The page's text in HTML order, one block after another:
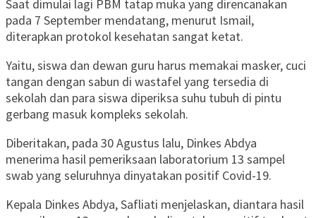
Saat dimulai lagi PBM tatap muka yang direncanakan
pada 7 September mendatang, menurut Ismail,
diterapkan protokol kesehatan sangat ketat.
Yaitu, siswa dan dewan guru harus memakai masker, cuci
tangan dengan sabun di wastafel yang tersedia di
sekolah dan para siswa diperiksa suhu tubuh di pintu
gerbang masuk kompleks sekolah.
Diberitakan, pada 30 Agustus lalu, Dinkes Abdya
menerima hasil pemeriksaan laboratorium 13 sampel
swab yang seluruhnya dinyatakan positif Covid-19.
Kepala Dinkes Abdya, Safliati menjelaskan, diantara hasil